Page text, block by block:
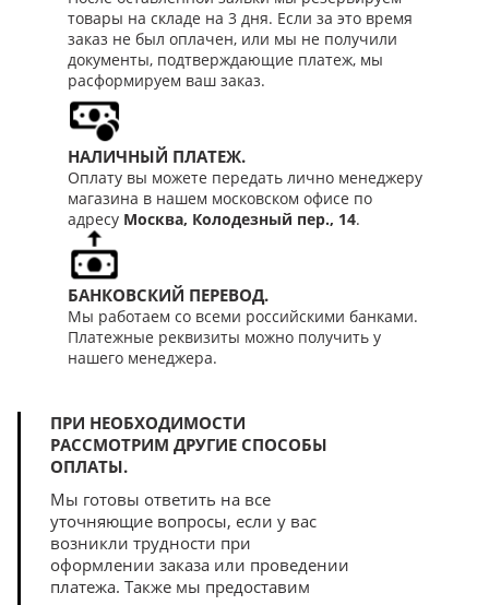
товары на складе на 3 дня. Если за это время
заказ не был оплачен, или мы не получили
документы, подтверждающие платеж, мы
расформируем ваш заказ.
НАЛИЧНЫЙ ПЛАТЕЖ.
Оплату вы можете передать лично менеджеру
магазина в нашем московском офисе по
адресу Москва, Колодезный пер., 14.
БАНКОВСКИЙ ПЕРЕВОД.
Мы работаем со всеми российскими банками.
Платежные реквизиты можно получить у
нашего менеджера.
ПРИ НЕОБХОДИМОСТИ
РАССМОТРИМ ДРУГИЕ СПОСОБЫ
ОПЛАТЫ.
Мы готовы ответить на все
уточняющие вопросы, если у вас
возникли трудности при
оформлении заказа или проведении
платежа. Также мы предоставим